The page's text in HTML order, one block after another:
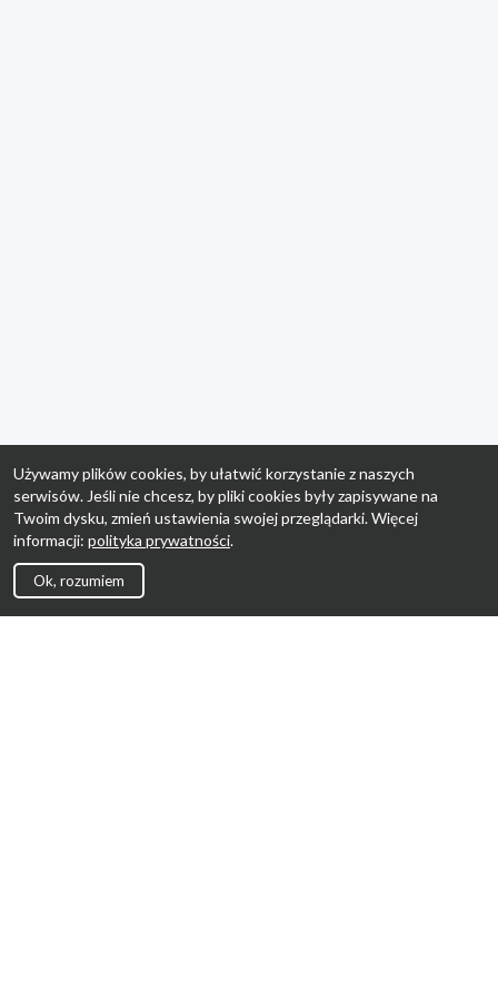
Używamy plików cookies, by ułatwić korzystanie z naszych
serwisów. Jeśli nie chcesz, by pliki cookies były zapisywane na
Twoim dysku, zmień ustawienia swojej przeglądarki. Więcej
informacji: polityka prywatności.
Ok, rozumiem